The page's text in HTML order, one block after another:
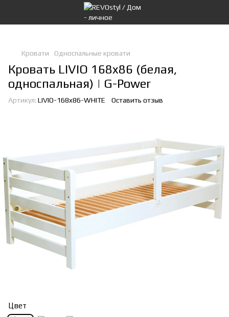
Кровати Односпальные кровати
Кровать LIVIO 168x86 (белая,
односпальная) | G-Power
Артикул: LIVIO-168x86-WHITE Оставить отзыв
Цвет